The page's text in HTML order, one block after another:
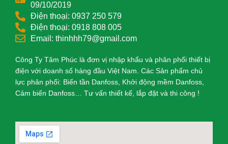
09/10/2019
Điện thoại: 0937 250 579
Điện thoại: 0918 808 005
Email: thinhhh79@gmail.com
Công Ty Tâm Phúc là đơn vị nhập khẩu và phân phối thiết bị
điện với doanh số hàng đầu Việt Nam. Các Sản phẩm chủ
lực phân phối: Biến tần Danfoss, Khởi động mềm Danfoss,
Cảm biến Danfoss… Tư vấn thiết kế, lắp đặt và thi công !